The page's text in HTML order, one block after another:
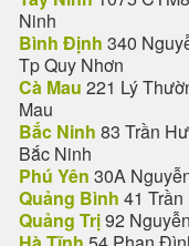
Ninh
Bình Định 340
Tp Quy Nhơn
Cà Mau 221 Lý
Mau
Bắc Ninh 83 Trần
Bắc Ninh
Phú Yên 30A
Quảng Bình 41
Quảng Trị92